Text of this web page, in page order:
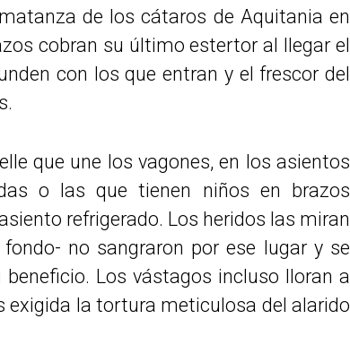
de los cátaros de Aquitania en
cobran su último estertor al llegar el
con los que entran y el frescor del
que une los vagones, en los asientos
o las que tienen niños en brazos
refrigerado. Los heridos las miran
no sangraron por ese lugar y se
Los vástagos incluso lloran a
exigida la tortura meticulosa del alarido